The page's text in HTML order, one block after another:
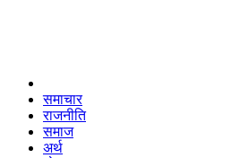
समाचार
राजनीति
समाज
अर्थ